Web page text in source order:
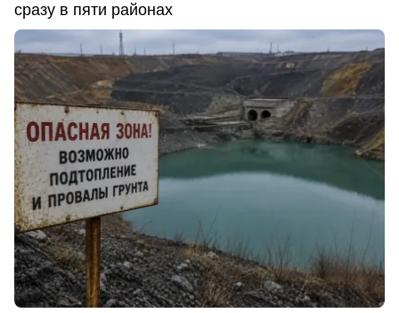
сразу в пяти районах